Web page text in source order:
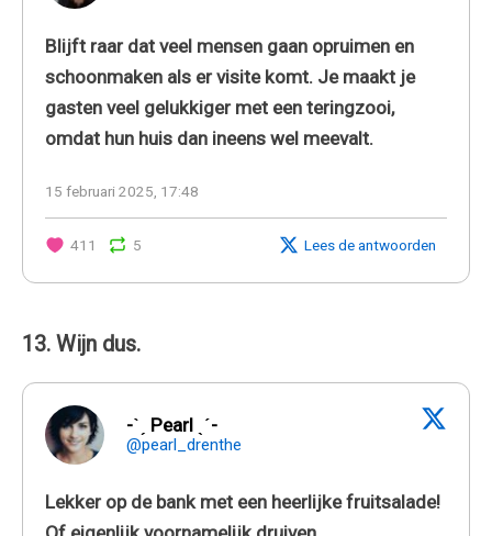
Blijft raar dat veel mensen gaan opruimen en
schoonmaken als er visite komt. Je maakt je
gasten veel gelukkiger met een teringzooi,
omdat hun huis dan ineens wel meevalt.
15 februari 2025, 17:48
411 5 Lees de antwoorden
13. Wijn dus.
-ˋˏ Pearl ˎˊ-
@pearl_drenthe
Lekker op de bank met een heerlijke fruitsalade!